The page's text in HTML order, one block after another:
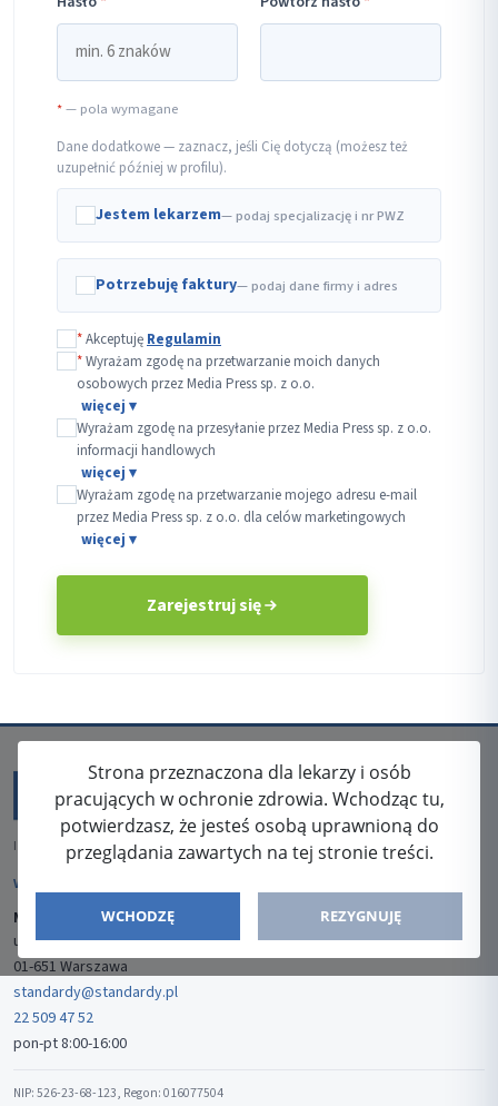
*— pola wymagane
Dane dodatkowe — zaznacz, jeśli Cię dotyczą (możesz też
uzupełnić później w profilu).
Jestem lekarzem— podaj specjalizację i nr PWZ
Potrzebuję faktury— podaj dane firmy i adres
*Akceptuję Regulamin
*Wyrażam zgodę na przetwarzanie moich danych
osobowych przez Media Press sp. z o.o.
Wyrażam zgodę na przesyłanie przez Media Press sp. z o.o.
informacji handlowych
Wyrażam zgodę na przetwarzanie mojego adresu e-mail
przez Media Press sp. z o.o. dla celów marketingowych
Zarejestruj się
Strona przeznaczona dla lekarzy i osób
pracujących w ochronie zdrowia. Wchodząc tu,
potwierdzasz, że jesteś osobą uprawnioną do
przeglądania zawartych na tej stronie treści.
WCHODZĘ REZYGNUJĘ
ISSN: 2080-5438
WYDAWCA
Media-Press Sp. z o.o.
ul. Gwiaździsta 7B/8
01-651 Warszawa
standardy@standardy.pl
22 509 47 52
pon-pt 8:00-16:00
NIP: 526-23-68-123, Regon: 016077504